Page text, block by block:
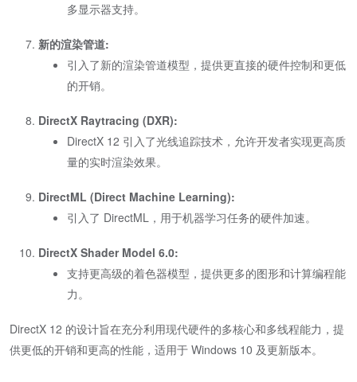
多显示器支持。
新的渲染管道:
引入了新的渲染管道模型，提供更直接的硬件控制和更低
的开销。
DirectX Raytracing (DXR):
DirectX 12 引入了光线追踪技术，允许开发者实现更高质
量的实时渲染效果。
DirectML (Direct Machine Learning):
引入了 DirectML，用于机器学习任务的硬件加速。
DirectX Shader Model 6.0:
支持更高级的着色器模型，提供更多的图形和计算编程能
力。
DirectX 12 的设计旨在充分利用现代硬件的多核心和多线程能力，提
供更低的开销和更高的性能，适用于 Windows 10 及更新版本。